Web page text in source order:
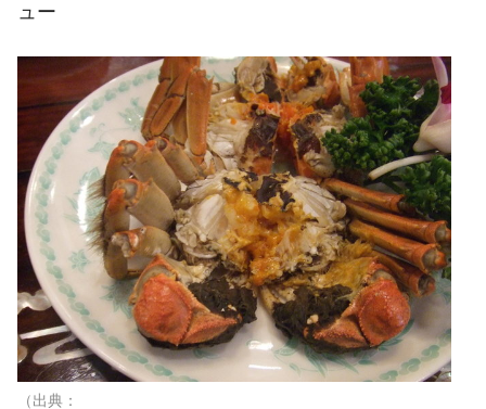
ュー
（出典：